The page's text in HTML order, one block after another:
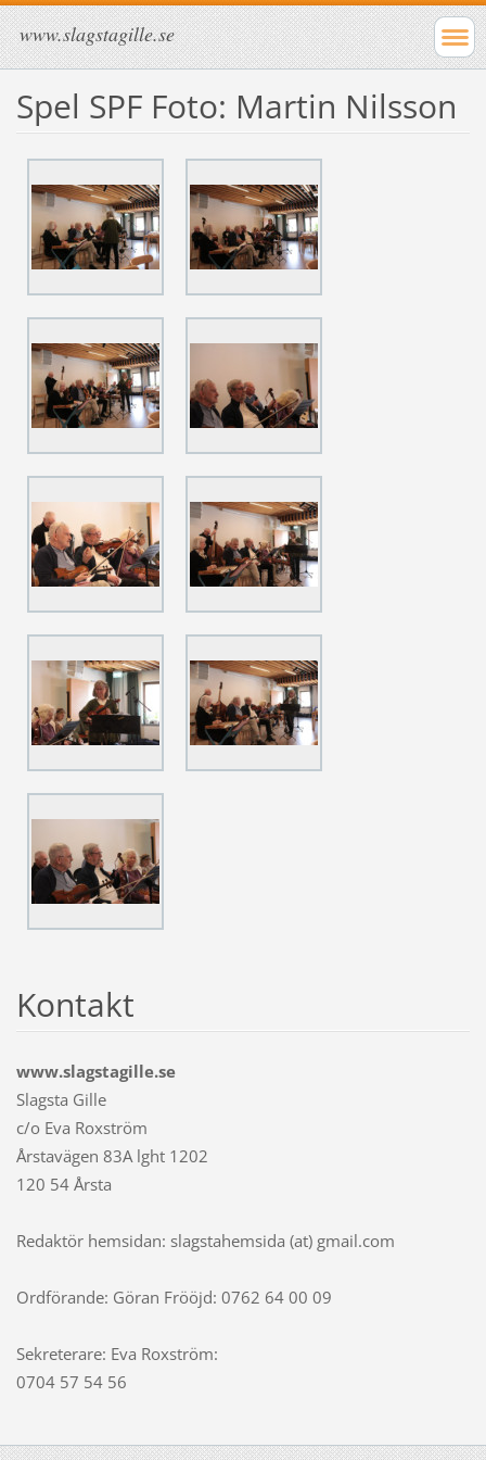
www.slagstagille.se
Spel SPF Foto: Martin Nilsson
Kontakt
www.slagstagille.se
Slagsta Gille
c/o Eva Roxström
Årstavägen 83A lght 1202
120 54 Årsta
Redaktör hemsidan: slagstahemsida (at) gmail.com
Ordförande: Göran Frööjd: 0762 64 00 09
Sekreterare: Eva Roxström:
0704 57 54 56